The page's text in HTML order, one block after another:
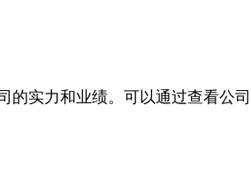
实力和业绩。可以通过查看公